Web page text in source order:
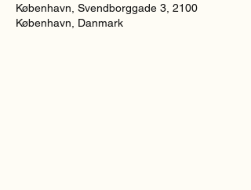
København, Svendborggade 3, 2100
København, Danmark